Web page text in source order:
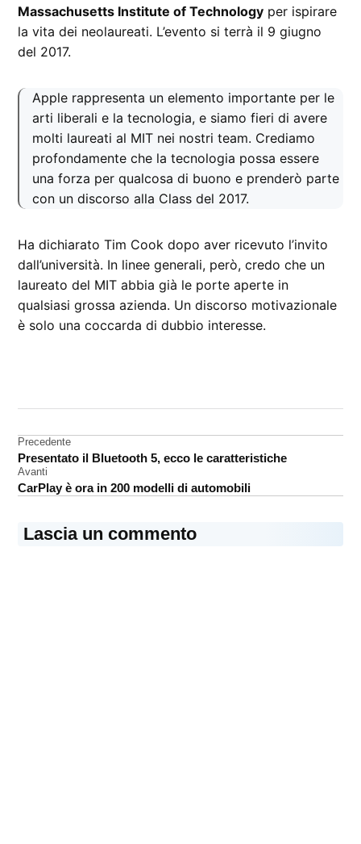
Massachusetts Institute of Technology per ispirare
la vita dei neolaureati. L’evento si terrà il 9 giugno
del 2017.
Apple rappresenta un elemento importante per le
arti liberali e la tecnologia, e siamo fieri di avere
molti laureati al MIT nei nostri team. Crediamo
profondamente che la tecnologia possa essere
una forza per qualcosa di buono e prenderò parte
con un discorso alla Class del 2017.
Ha dichiarato Tim Cook dopo aver ricevuto l’invito
dall’università. In linee generali, però, credo che un
laureato del MIT abbia già le porte aperte in
qualsiasi grossa azienda. Un discorso motivazionale
è solo una coccarda di dubbio interesse.
Navigazione
articoli
Precedente
Presentato il Bluetooth 5, ecco le caratteristiche
Avanti
CarPlay è ora in 200 modelli di automobili
Lascia un commento